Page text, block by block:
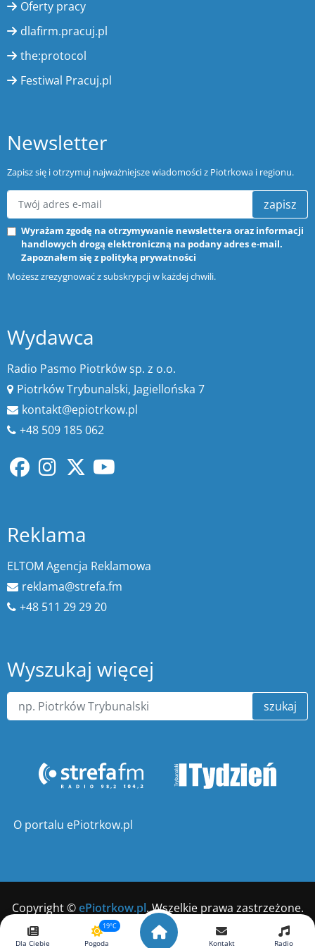
Oferty pracy
dlafirm.pracuj.pl
the:protocol
Festiwal Pracuj.pl
Newsletter
Zapisz się i otrzymuj najważniejsze wiadomości z Piotrkowa i regionu.
zapisz
Wyrażam zgodę na otrzymywanie newslettera oraz informacji
handlowych drogą elektroniczną na podany adres e-mail.
Zapoznałem się z polityką prywatności
Możesz zrezygnować z subskrypcji w każdej chwili.
Wydawca
Radio Pasmo Piotrków sp. z o.o.
Piotrków Trybunalski, Jagiellońska 7
kontakt@epiotrkow.pl
+48 509 185 062
Reklama
ELTOM Agencja Reklamowa
reklama@strefa.fm
+48 511 29 29 20
Wyszukaj więcej
szukaj
O portalu ePiotrkow.pl
Copyright ©ePiotrkow.pl. Wszelkie prawa zastrzeżone.
Wykonanie xnc.pl
Dla Ciebie
19°C
Pogoda Kontakt Radio